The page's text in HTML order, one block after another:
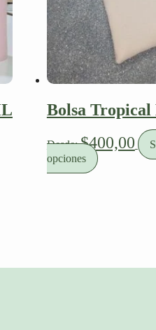
Bolsa Tropical
Desde:$400,00
opciones